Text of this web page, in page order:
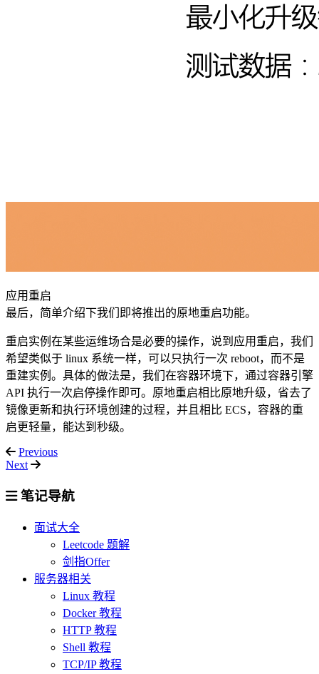
应用重启
最后，简单介绍下我们即将推出的原地重启功能。
重启实例在某些运维场合是必要的操作，说到应用重启，我们
希望类似于 linux 系统一样，可以只执行一次 reboot，而不是
重建实例。具体的做法是，我们在容器环境下，通过容器引擎
API 执行一次启停操作即可。原地重启相比原地升级，省去了
镜像更新和执行环境创建的过程，并且相比 ECS，容器的重
启更轻量，能达到秒级。
Previous
Next
笔记导航
面试大全
Leetcode 题解
剑指Offer
服务器相关
Linux 教程
Docker 教程
HTTP 教程
Shell 教程
TCP/IP 教程